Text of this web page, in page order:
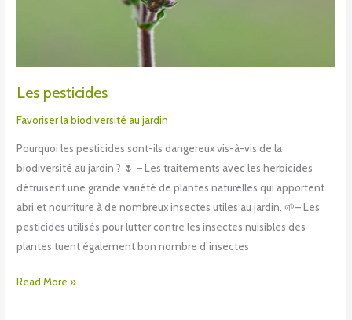
Les pesticides
Favoriser la biodiversité au jardin
Pourquoi les pesticides sont-ils dangereux vis-à-vis de la
biodiversité au jardin ? 🌷 – Les traitements avec les herbicides
détruisent une grande variété de plantes naturelles qui apportent
abri et nourriture à de nombreux insectes utiles au jardin. 🌱– Les
pesticides utilisés pour lutter contre les insectes nuisibles des
plantes tuent également bon nombre d’insectes
Read More »